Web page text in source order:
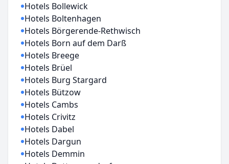
Hotels Bollewick
Hotels Boltenhagen
Hotels Börgerende-Rethwisch
Hotels Born auf dem Darß
Hotels Breege
Hotels Brüel
Hotels Burg Stargard
Hotels Bützow
Hotels Cambs
Hotels Crivitz
Hotels Dabel
Hotels Dargun
Hotels Demmin